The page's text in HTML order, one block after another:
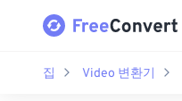
집 Video 변환기